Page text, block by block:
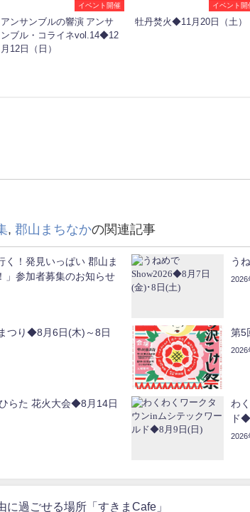
イベント開催
アンサンブルの響演 アンサ
ンブル・コライネvol.14◆12
月12日（日）
イベント開
牡丹焚火◆11月20日（土）
, 郡山まちなかの関連記事
く！発見いっぱい 郡山ま
」参加者募集のお知らせ
う
2026
つり◆8月6日(木)～8日
第5
2026
らた 花火大会◆8月14日
わ
ド
2026
過ごせる場所「すきまCafe」